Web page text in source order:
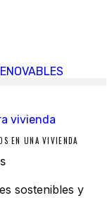
EN UNA VIVIENDA
sostenibles y